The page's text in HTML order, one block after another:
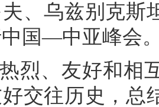
、乌兹别克斯
国—中亚峰会
烈、友好和相
交往历史，总